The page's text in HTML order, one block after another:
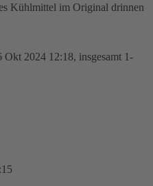
Kühlmittel im Original drinnen
Okt 2024 12:18, insgesamt 1-